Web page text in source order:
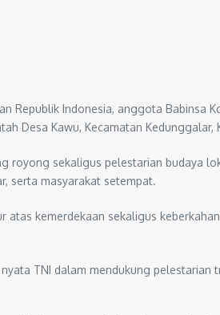
Republik Indonesia, anggota Babinsa
Desa Kawu, Kecamatan Kedunggalar,
sekaligus pelestarian budaya
serta masyarakat setempat.
kemerdekaan sekaligus
TNI dalam mendukung